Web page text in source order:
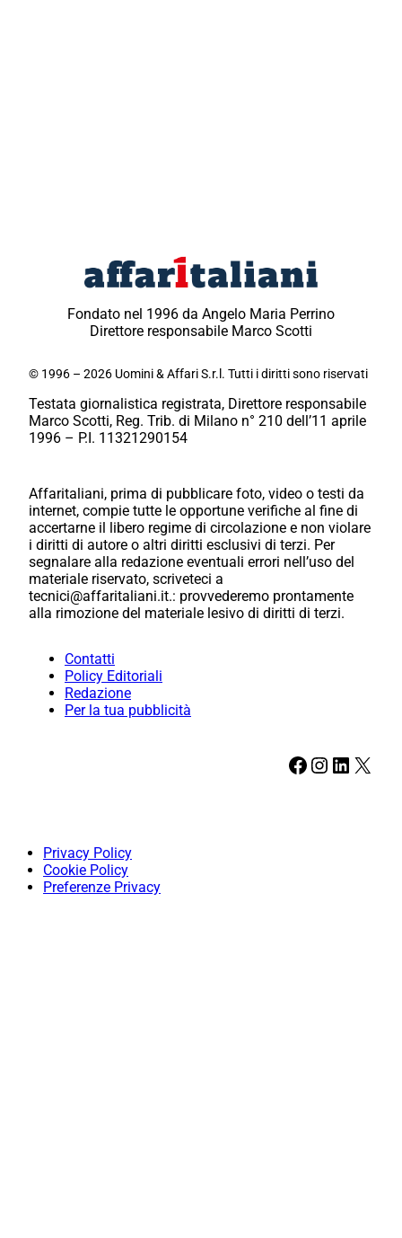
Fondato nel 1996 da Angelo Maria Perrino
Direttore responsabile Marco Scotti
© 1996 – 2026 Uomini & Affari S.r.l. Tutti i diritti sono riservati
Testata giornalistica registrata, Direttore responsabile
Marco Scotti, Reg. Trib. di Milano n° 210 dell’11 aprile
1996 – P.I. 11321290154
Affaritaliani, prima di pubblicare foto, video o testi da
internet, compie tutte le opportune verifiche al fine di
accertarne il libero regime di circolazione e non violare
i diritti di autore o altri diritti esclusivi di terzi. Per
segnalare alla redazione eventuali errori nell’uso del
materiale riservato, scriveteci a
tecnici@affaritaliani.it.: provvederemo prontamente
alla rimozione del materiale lesivo di diritti di terzi.
Contatti
Policy Editoriali
Redazione
Per la tua pubblicità
Facebook Instagram LinkedIn X
Privacy Policy
Cookie Policy
Preferenze Privacy